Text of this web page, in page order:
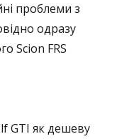
проблеми з
одразу
Scion FRS
GTI як дешеву